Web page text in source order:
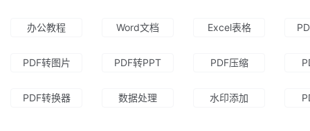
办公教程 Word文档 Excel表格
PDF转图片 PDF转PPT PDF压缩
PDF转换器 数据处理 水印添加